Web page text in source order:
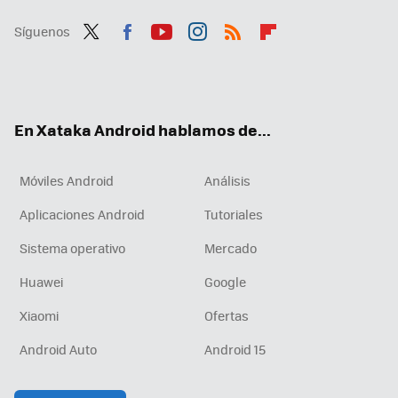
Síguenos
En Xataka Android hablamos de...
Móviles Android
Análisis
Aplicaciones Android
Tutoriales
Sistema operativo
Mercado
Huawei
Google
Xiaomi
Ofertas
Android Auto
Android 15